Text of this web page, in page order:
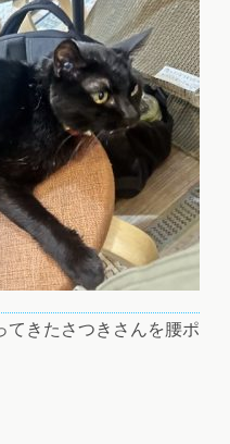
きたさつきさんを腰ポ